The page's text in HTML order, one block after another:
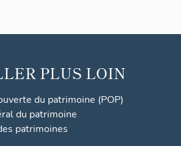
PLUS LOIN
du patrimoine (POP)
du patrimoine
patrimoines